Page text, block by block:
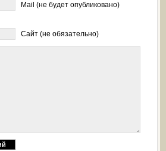
Mail (не будет опубликовано)
Сайт (не обязательно)